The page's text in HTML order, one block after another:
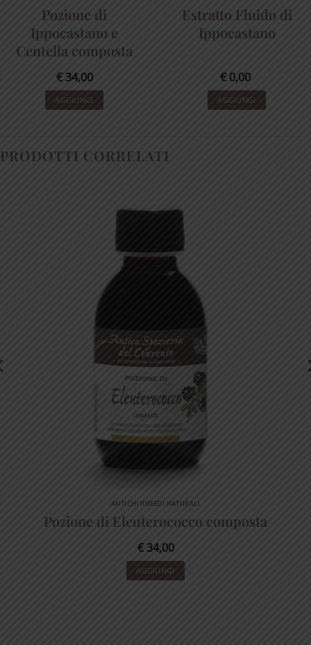
Pozione di
Ippocastano e
Centella composta
€34,00
AGGIUNGI
Estratto Fluido di
Ippocastano
€ 0,00
AGGIUNGI
PRODOTTI CORRELATI
ANTICHI RIMEDI NATURALI
Pozione di Eleuterococco composta
€34,00
AGGIUNGI